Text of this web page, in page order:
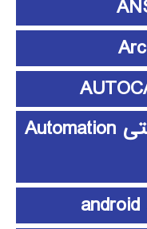
آموزش اتوماسیون صنعتی Automation